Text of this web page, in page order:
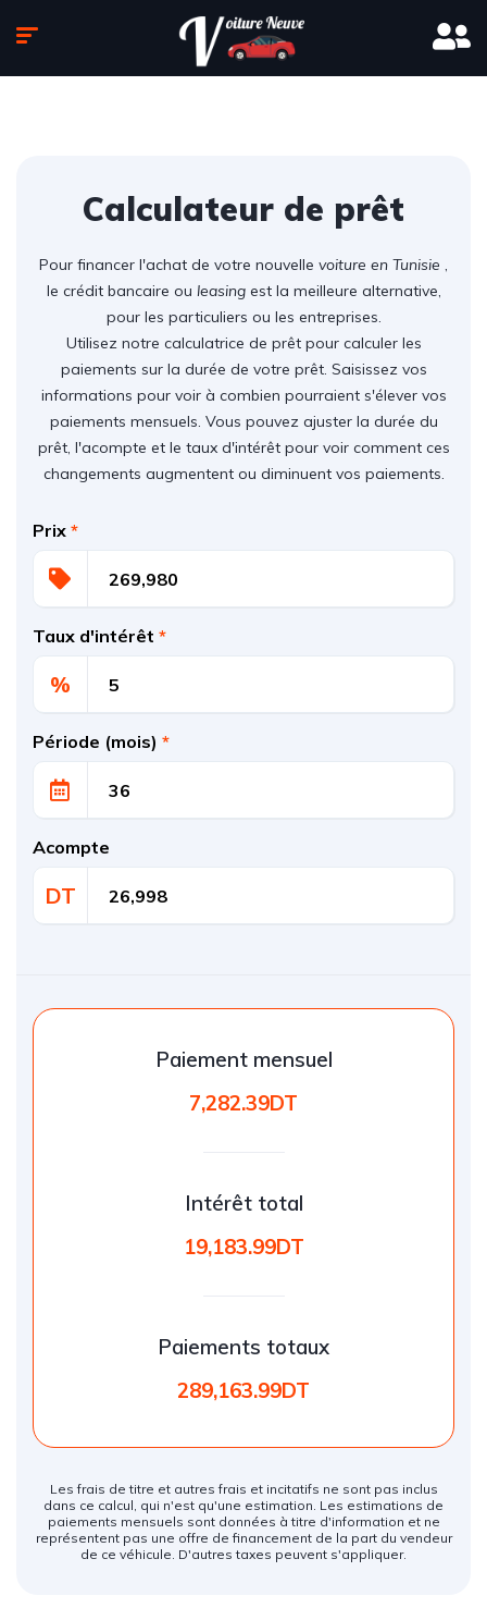
Calculateur de prêt
Pour financer l'achat de votre nouvelle voiture en Tunisie ,
le crédit bancaire ou leasingest la meilleure alternative,
pour les particuliers ou les entreprises.
Utilisez notre calculatrice de prêt pour calculer les
paiements sur la durée de votre prêt. Saisissez vos
informations pour voir à combien pourraient s'élever vos
paiements mensuels. Vous pouvez ajuster la durée du
prêt, l'acompte et le taux d'intérêt pour voir comment ces
changements augmentent ou diminuent vos paiements.
Prix *
Taux d'intérêt *
%
Période (mois) *
Acompte
DT
Paiement mensuel
7,282.39DT
Intérêt total
19,183.99DT
Paiements totaux
289,163.99DT
Les frais de titre et autres frais et incitatifs ne sont pas inclus
dans ce calcul, qui n'est qu'une estimation. Les estimations de
paiements mensuels sont données à titre d'information et ne
représentent pas une offre de financement de la part du vendeur
de ce véhicule. D'autres taxes peuvent s'appliquer.